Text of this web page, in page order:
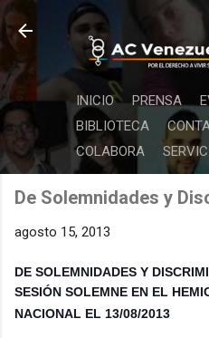
Ir al
INICIO PRENSA
BIBLIOTECA
COLABORA
De Solemnidades y
agosto 15, 2013
DE SOLEMNIDADES Y
SESIÓN SOLEMNE EN EL
NACIONAL EL 13/08/2013